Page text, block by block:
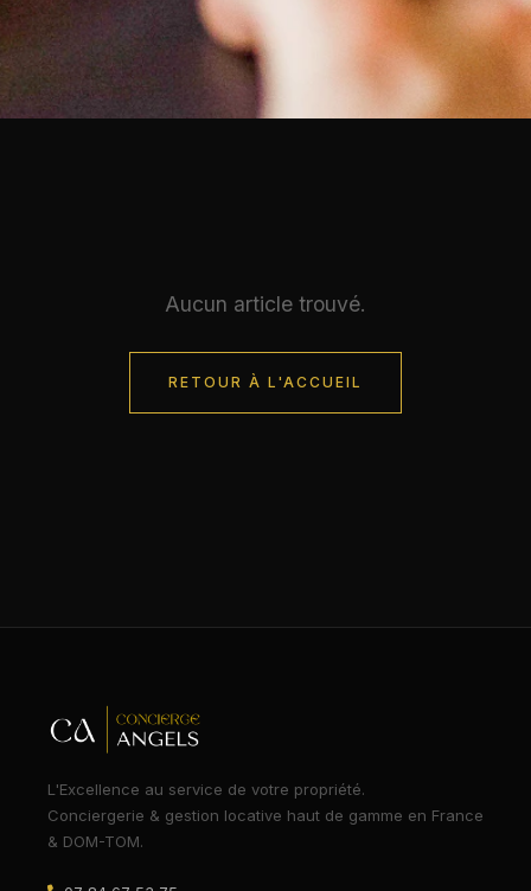
Aucun article trouvé.
RETOUR À L'ACCUEIL
L'Excellence au service de votre propriété.
Conciergerie & gestion locative haut de gamme en France
& DOM-TOM.